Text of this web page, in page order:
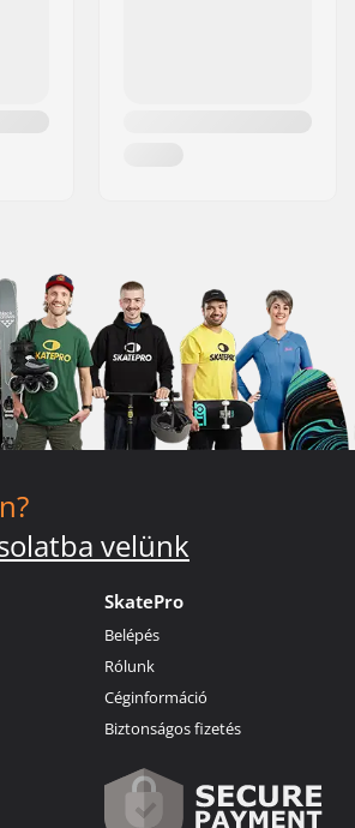
velünk
SkatePro
Belépés
Rólunk
Céginformáció
Biztonságos fizetés